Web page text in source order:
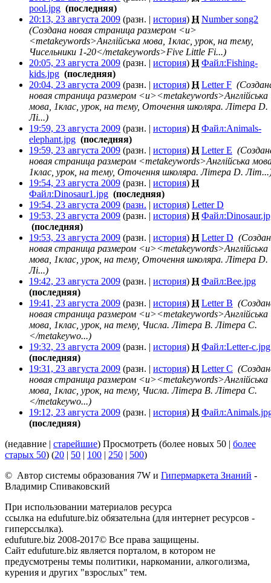
pool.jpg (последняя)
20:13, 23 августа 2009 (разн. | история) Н Number song2
(Создана новая страница размером <u>
<metakeywords>Англійська мова, 1клас, урок, на тему,
Чисельники 1-20</metakeywords>Five Little Fi...)
20:05, 23 августа 2009 (разн. | история) Н Файл:Fishing-
kids.jpg (последняя)
20:04, 23 августа 2009 (разн. | история) Н Letter F
новая страница размером <u><metakeywords>Англійська
мова, 1клас, урок, на тему, Оточення школяра. Літера D.
Лі...)
19:59, 23 августа 2009 (разн. | история) Н Файл:Animals-
elephant.jpg (последняя)
19:59, 23 августа 2009 (разн. | история) Н Letter E
новая страница размером <metakeywords>Англійська
1клас, урок, на тему, Оточення школяра. Літера D.
19:54, 23 августа 2009 (разн. | история) Н
Файл:Dinosaur1.jpg (последняя)
19:54, 23 августа 2009 (разн. | история) Letter D
19:53, 23 августа 2009 (разн. | история) Н
(последняя)
19:53, 23 августа 2009 (разн. | история) Н Letter D
новая страница размером <u><metakeywords>Англійська
мова, 1клас, урок, на тему, Оточення школяра. Літера D.
Лі...)
19:42, 23 августа 2009 (разн. | история) Н Файл:Bee.jpg
(последняя)
19:41, 23 августа 2009 (разн. | история) Н Letter B
новая страница размером <u><metakeywords>Англійська
мова, 1клас, урок, на тему, Числа. Літера B. Літера C.
</metakeywo...)
19:32, 23 августа 2009 (разн. | история) Н Файл:Letter-c.jpg
(последняя)
19:31, 23 августа 2009 (разн. | история) Н Letter C
новая страница размером <u><metakeywords>Англійська
мова, 1клас, урок, на тему, Числа. Літера B. Літера C.
</metakeywo...)
19:12, 23 августа 2009 (разн. | история) Н
(последняя)
(недавние | старейшие) Просмотреть (более новых 50 | более
старых 50) (20 | 50 | 100 | 250 | 500)
© Автор системы образования 7W и Гипермаркета Знаний -
Владимир Спиваковский
При использовании материалов ресурса
ссылка на edufuture.biz обязательна (для интернет ресурсов -
гиперссылка).
edufuture.biz 2008-2017© Все права защищены.
Сайт edufuture.biz является порталом, в котором не
предусмотрены темы политики, наркомании, алкоголизма,
курения и других "взрослых" тем.